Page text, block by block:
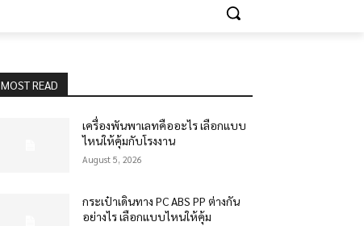
MOST READ
เครื่องพันพาเลทคืออะไร เลือกแบบ
ไหนให้คุ้มกับโรงงาน
August 5, 2026
กระเป๋าเดินทาง PC ABS PP ต่างกัน
อย่างไร เลือกแบบไหนให้คุ้ม